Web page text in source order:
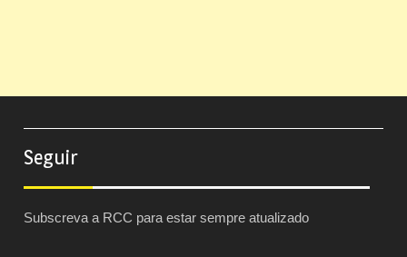
Seguir
Subscreva a RCC para estar sempre atualizado